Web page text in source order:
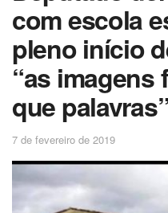
com escola
pleno início
“as imagens
que palavras”
7 de fevereiro de 2019